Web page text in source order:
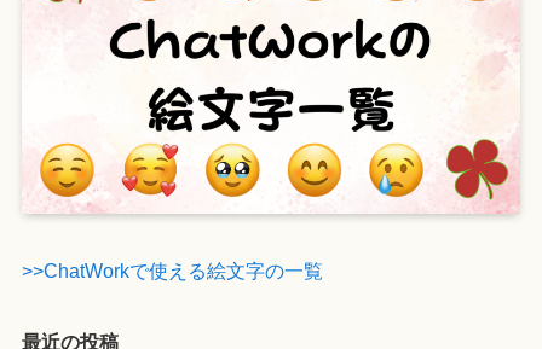
>>ChatWorkで使える絵文字の一覧
最近の投稿